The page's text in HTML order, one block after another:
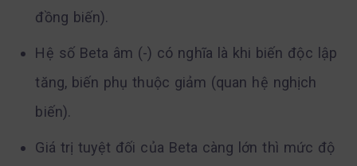
đồng biến).
Hệ số Beta âm (-) có nghĩa là khi biến độc lập
tăng, biến phụ thuộc giảm (quan hệ nghịch
biến).
Giá trị tuyệt đối của Beta càng lớn thì mức độ